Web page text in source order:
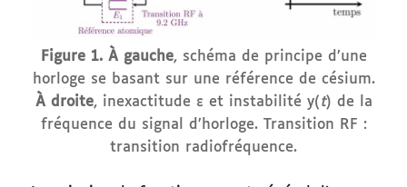
Figure 1. À gauche, schéma de principe d’une
horloge se basant sur une référence de césium.
À droite, inexactitude ε et instabilité y(t) de la
fréquence du signal d’horloge. Transition RF :
transition radiofréquence.